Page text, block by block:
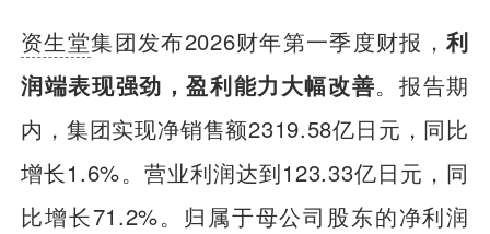
资生堂集团发布2026财年第一季度财报，利
润端表现强劲，盈利能力大幅改善。报告期
内，集团实现净销售额2319.58亿日元，同比
增长1.6%。营业利润达到123.33亿日元，同
比增长71.2%。归属于母公司股东的净利润